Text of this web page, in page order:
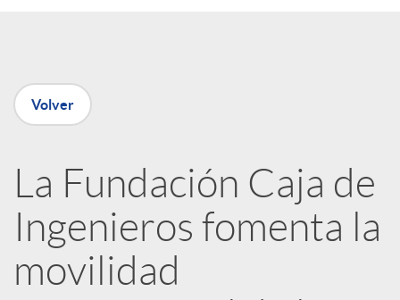
n
R
e
Volver
La Fundación Caja de
Ingenieros fomenta la
movilidad